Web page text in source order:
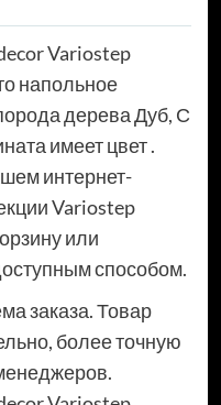
Variostep
напольное
дерева Дуб, С
имеет цвет .
интернет-
Variostep
или
способом.
заказа. Товар
более точную